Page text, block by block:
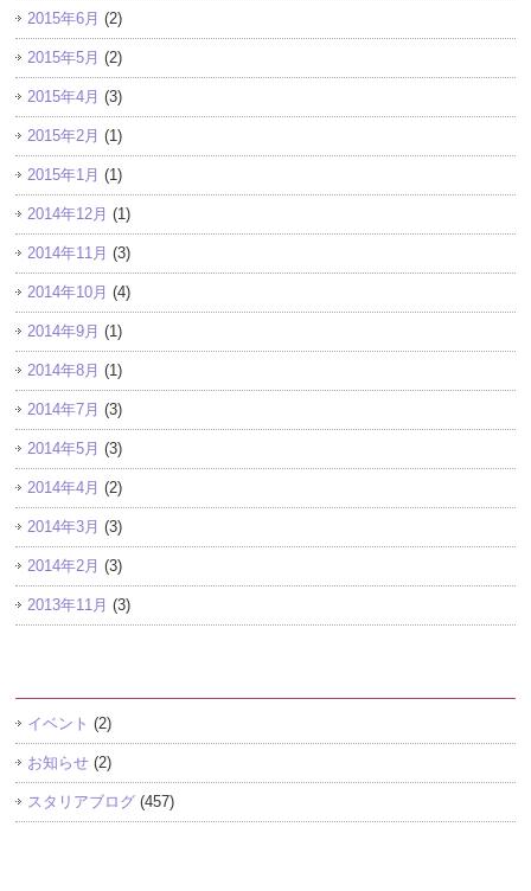
2015年6月 (2)
2015年5月 (2)
2015年4月 (3)
2015年2月 (1)
2015年1月 (1)
2014年12月 (1)
2014年11月 (3)
2014年10月 (4)
2014年9月 (1)
2014年8月 (1)
2014年7月 (3)
2014年5月 (3)
2014年4月 (2)
2014年3月 (3)
2014年2月 (3)
2013年11月 (3)
イベント (2)
お知らせ (2)
スタリアブログ (457)